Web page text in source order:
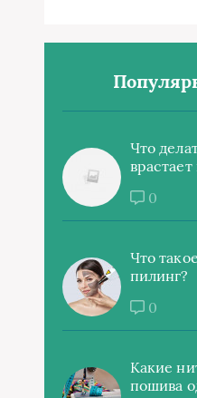
Что
врастает
0
Что
пилинг?
0
Какие
пошива